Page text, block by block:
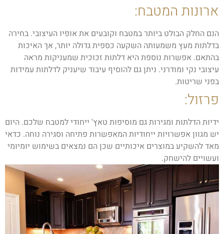
ארונות המטבח:
הנם החלק הבולט ביותר במטבח וקובעים את אופיו העיצובי. בחירה
בדלתות מעץ משמעותה השקעה כספית גדולה יותר, אך האיכות
בהתאם. אפשרות נוספת היא דלתות זכוכית שמעניקות מראה
עיצובי נקי ומודרני. ניתן גם להוסיף עיבוד שיעניק לדלתות עמידות
בפני שריטות.
פרזול:
ידיות הדלתות ומגירות גם מוסיפות טאץ' ייחודי למטבח שלכם. היום
יש מגוון אפשרויות ייחודיות המאפשרות פתיחה וסגירה נוחה. כדאי
מאד להשקיע במוצרים איכותיים שכן הם נמצאים בשימוש יומיומי
ועשויים להישחק.